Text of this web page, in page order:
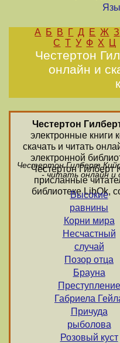
А Б В Г Д Е Ж З
С Т У Ф Х Ц
Честертон
онлайн и
Честертон
электронные книги
скачать и читать
электронной
Честертон Гилберт
присланные
библиотеке LibOk,
Честертон Гилберт
- читать онлайн и
Высокие
равнины
Корни мира
Несчастный
случай
Позор отца
Брауна
Преступление
Габриела
Причуда
рыболова
Розовый куст